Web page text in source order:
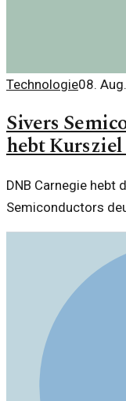
Technologie08.
Sivers
hebt Kursziel
DNB Carnegie hebt
Semiconductors
berechtigt oder nur